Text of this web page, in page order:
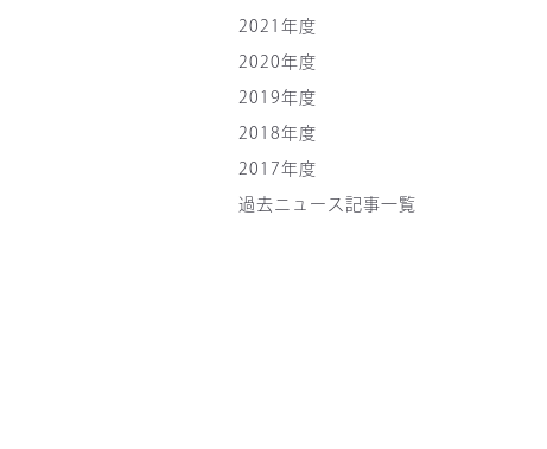
2021年度
2020年度
2019年度
2018年度
2017年度
過去ニュース記事一覧